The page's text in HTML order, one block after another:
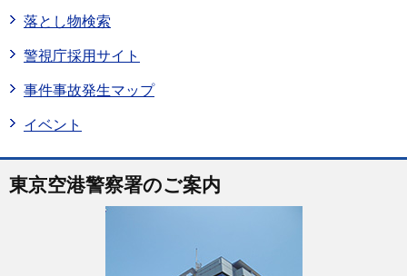
落とし物検索
警視庁採用サイト
事件事故発生マップ
イベント
東京空港警察署のご案内